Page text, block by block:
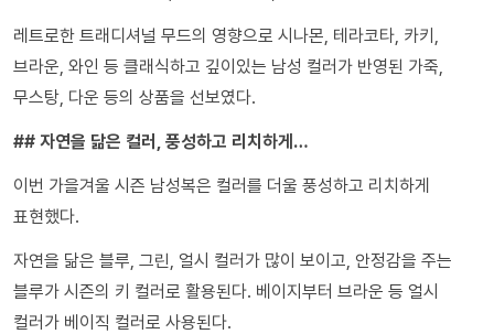
레트로한 트래디셔널 무드의 영향으로 시나몬, 테라코타, 카키,
브라운, 와인 등 클래식하고 깊이있는 남성 컬러가 반영된 가죽,
무스탕, 다운 등의 상품을 선보였다.
## 자연을 닮은 컬러, 풍성하고 리치하게…
이번 가을겨울 시즌 남성복은 컬러를 더울 풍성하고 리치하게
표현했다.
자연을 닮은 블루, 그린, 얼시 컬러가 많이 보이고, 안정감을 주는
블루가 시즌의 키 컬러로 활용된다. 베이지부터 브라운 등 얼시
컬러가 베이직 컬러로 사용된다.